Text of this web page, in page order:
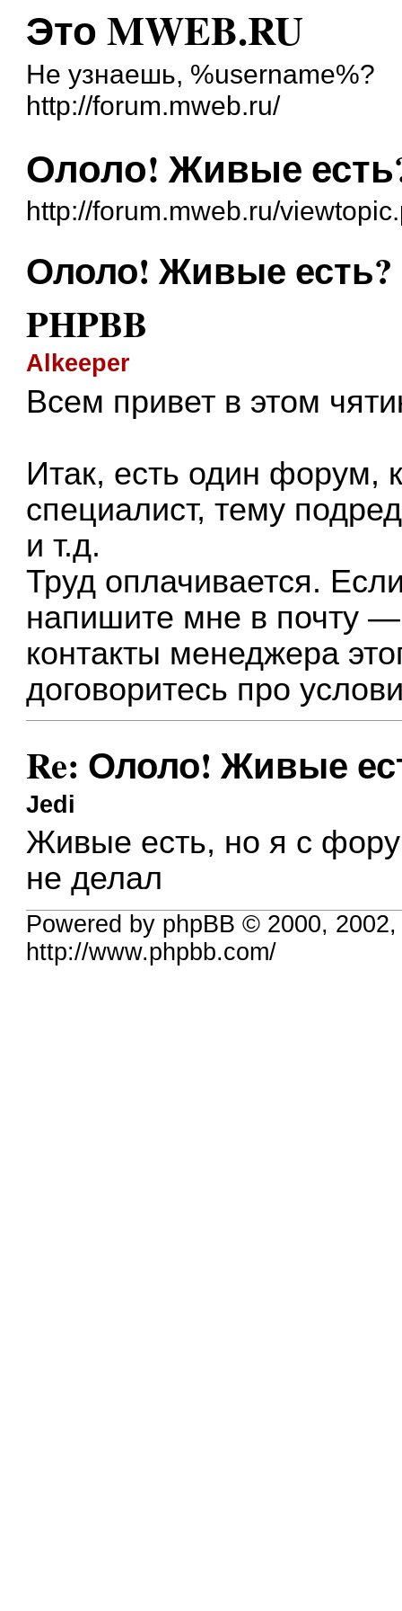
Это MWEB.RU
Не узнаешь, %username%?
http://forum.mweb.ru/
Ололо! Живые
http://forum.mweb.ru/
Ололо! Живые есть?
PHPBB
Alkeeper
Всем привет в этом
Итак, есть один форум,
специалист, тему
и т.д.
Труд оплачивается.
напишите мне в почту
контакты менеджера
договоритесь про
Re: Ололо! Живые
Jedi
Живые есть, но я с
не делал
Powered by phpBB © 2000,
http://www.phpbb.com/